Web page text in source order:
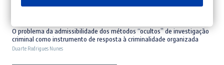
preço
original
preço
atual
O problema da admissibilidade dos métodos “ocultos” de investigação
criminal como instrumento de resposta à criminalidade organizada
Duarte Rodrigues Nunes